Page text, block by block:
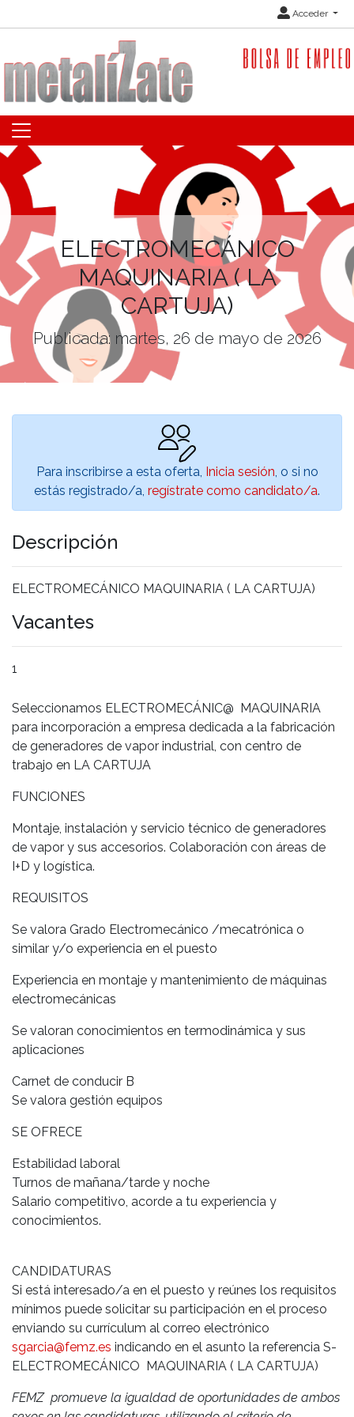
Acceder
ELECTROMECÁNICO
MAQUINARIA ( LA
CARTUJA)
Publicada: martes, 26 de mayo de 2026
Para inscribirse a esta oferta, Inicia sesión , o si no
estás registrado/a, regístrate como candidato/a.
Descripción
ELECTROMECÁNICO MAQUINARIA ( LA CARTUJA)
Vacantes
1
Seleccionamos ELECTROMECÁNIC@ MAQUINARIA
para incorporación a empresa dedicada a la fabricación
de generadores de vapor industrial, con centro de
trabajo en LA CARTUJA
FUNCIONES
Montaje, instalación y servicio técnico de generadores
de vapor y sus accesorios. Colaboración con áreas de
I+D y logística.
REQUISITOS
Se valora Grado Electromecánico /mecatrónica o
similar y/o experiencia en el puesto
Experiencia en montaje y mantenimiento de máquinas
electromecánicas
Se valoran conocimientos en termodinámica y sus
aplicaciones
Carnet de conducir B
Se valora gestión equipos
SE OFRECE
Estabilidad laboral
Turnos de mañana/tarde y noche
Salario competitivo, acorde a tu experiencia y
conocimientos.
CANDIDATURAS
Si está interesado/a en el puesto y reúnes los requisitos
mínimos puede solicitar su participación en el proceso
enviando su currículum al correo electrónico
sgarcia@femz.es indicando en el asunto la referencia S-
ELECTROMECÁNICO MAQUINARIA ( LA CARTUJA)
FEMZ promueve la igualdad de oportunidades de ambos